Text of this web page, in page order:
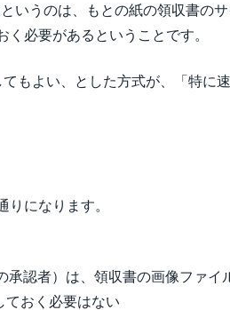
いうのは、もとの紙の領収書の
必要があるということです。
もよい、とした方式が、「特に
りになります。
承認者）は、領収書の画像ファイ
ておく必要はない